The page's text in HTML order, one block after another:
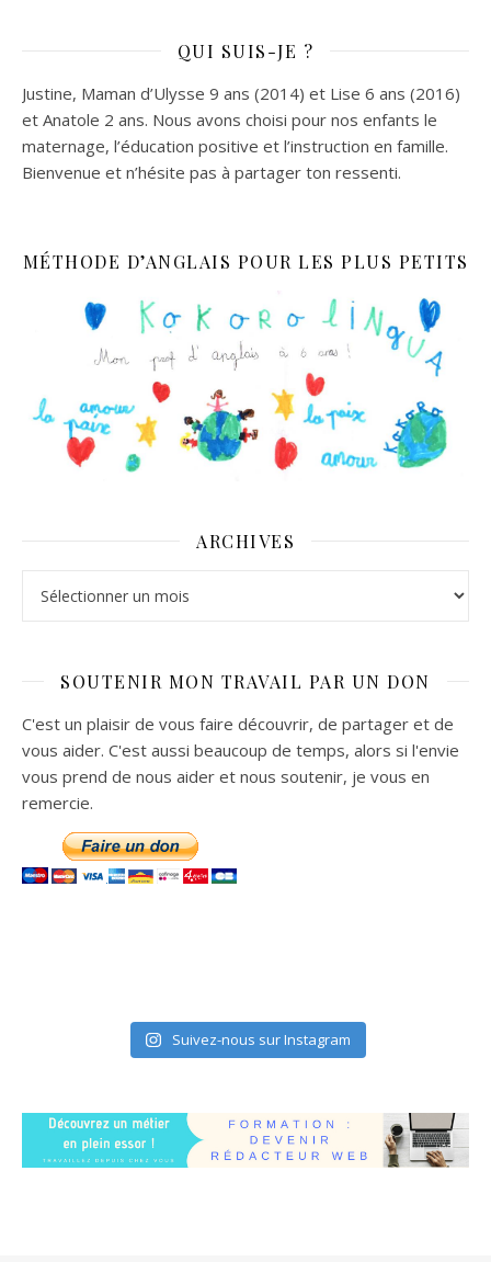
QUI SUIS-JE ?
Justine, Maman d’Ulysse 9 ans (2014) et Lise 6 ans (2016)
et Anatole 2 ans. Nous avons choisi pour nos enfants le
maternage, l’éducation positive et l’instruction en famille.
Bienvenue et n’hésite pas à partager ton ressenti.
MÉTHODE D’ANGLAIS POUR LES PLUS PETITS
ARCHIVES
SOUTENIR MON TRAVAIL PAR UN DON
C'est un plaisir de vous faire découvrir, de partager et de
vous aider. C'est aussi beaucoup de temps, alors si l'envie
vous prend de nous aider et nous soutenir, je vous en
remercie.
Suivez-nous sur Instagram